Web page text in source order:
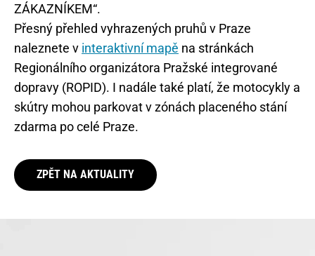
ZÁKAZNÍKEM“.
Přesný přehled vyhrazených pruhů v Praze
naleznete v interaktivní mapě na stránkách
Regionálního organizátora Pražské integrované
dopravy (ROPID). I nadále také platí, že motocykly a
skútry mohou parkovat v zónách placeného stání
zdarma po celé Praze.
ZPĚT NA AKTUALITY